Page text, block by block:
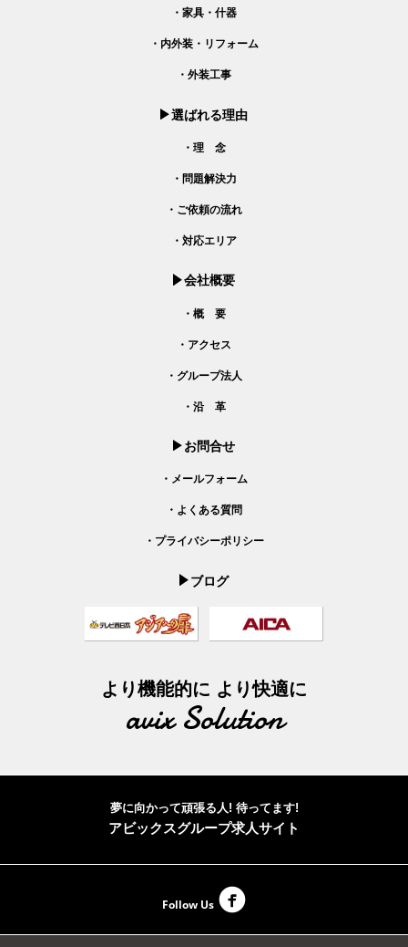
・家具・什器
・内外装・リフォーム
・外装工事
選ばれる理由
・理 念
・問題解決力
・ご依頼の流れ
・対応エリア
会社概要
・概 要
・アクセス
・グループ法人
・沿 革
お問合せ
・メールフォーム
・よくある質問
・プライバシーポリシー
ブログ
より機能的に より快適に
avix Solution
夢に向かって頑張る人! 待ってます!
アビックスグループ求人サイト
Follow Us